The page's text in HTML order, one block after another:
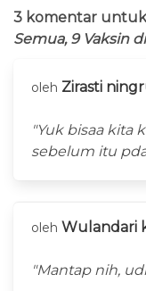
3 komentar
Semua, 9 Vaksin
oleh Zirasti
"Yuk bisaa kita
sebelum itu
oleh Wulandari
"Mantap nih,